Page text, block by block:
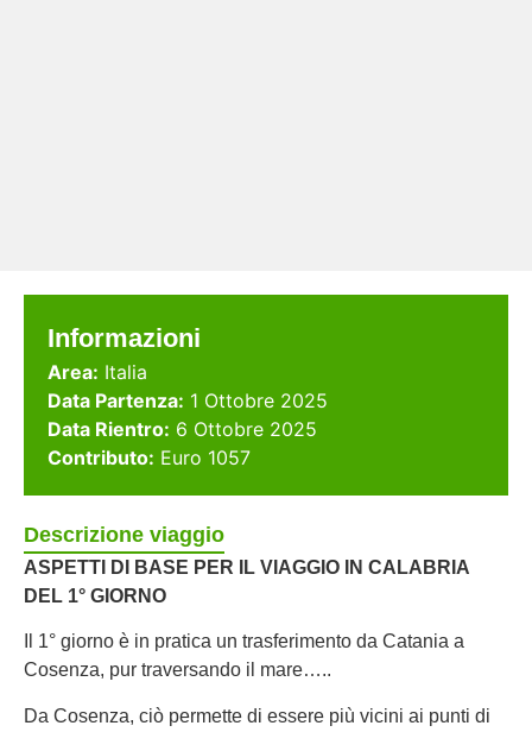
Informazioni
Area: Italia
Data Partenza: 1 Ottobre 2025
Data Rientro: 6 Ottobre 2025
Contributo: Euro 1057
Descrizione viaggio
ASPETTI DI BASE PER IL VIAGGIO IN CALABRIA
DEL 1° GIORNO
Il 1° giorno è in pratica un trasferimento da Catania a
Cosenza, pur traversando il mare…..
Da Cosenza, ciò permette di essere più vicini ai punti di